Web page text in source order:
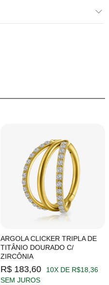
ARGOLA CLICKER TRIPLA DE
TITÂNIO DOURADO C/
ZIRCÔNIA
R$ 183,60
10X DE R$18,36
SEM JUROS